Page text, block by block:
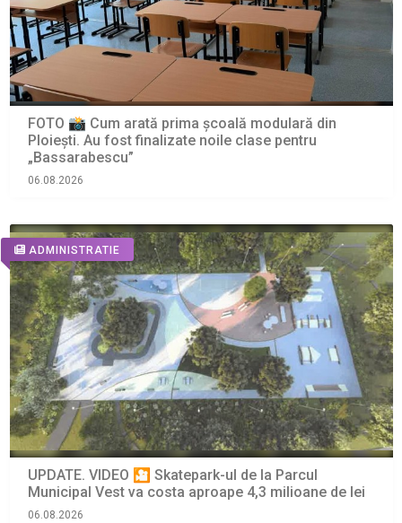
FOTO 📸 Cum arată prima școală modulară din
Ploiești. Au fost finalizate noile clase pentru
„Bassarabescu”
06.08.2026
ADMINISTRATIE
UPDATE. VIDEO 🎦 Skatepark-ul de la Parcul
Municipal Vest va costa aproape 4,3 milioane de lei
06.08.2026